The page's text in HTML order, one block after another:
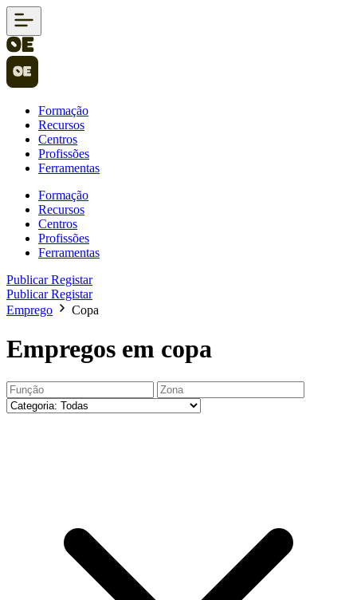
Formação
Recursos
Centros
Profissões
Ferramentas
Formação
Recursos
Centros
Profissões
Ferramentas
PublicarRegistar
PublicarRegistar
Emprego
Copa
Empregos em copa